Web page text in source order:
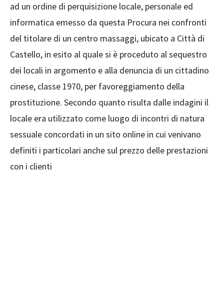
ad un ordine di perquisizione locale, personale ed
informatica emesso da questa Procura nei confronti
del titolare di un centro massaggi, ubicato a Città di
Castello, in esito al quale si è proceduto al sequestro
dei locali in argomento e alla denuncia di un cittadino
cinese, classe 1970, per favoreggiamento della
prostituzione. Secondo quanto risulta dalle indagini il
locale era utilizzato come luogo di incontri di natura
sessuale concordati in un sito online in cui venivano
definiti i particolari anche sul prezzo delle prestazioni
con i clienti